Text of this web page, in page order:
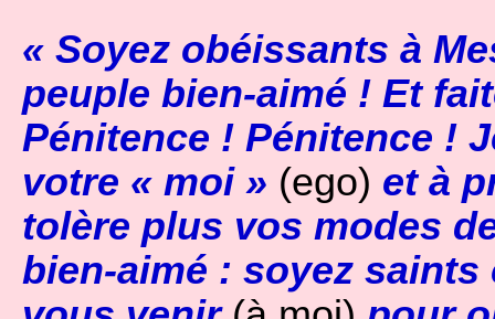
« Soyez obéissants à
peuple bien-aimé ! Et
Pénitence ! Pénitence !
votre « moi » (ego) et à
tolère plus vos modes
bien-aimé : soyez